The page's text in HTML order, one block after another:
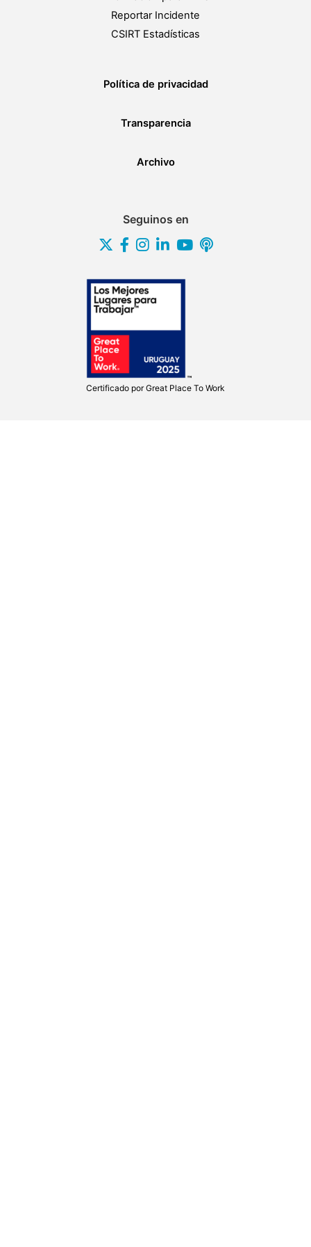
Reportar Incidente
CSIRT Estadísticas
Política de privacidad
Transparencia
Archivo
Seguinos en
Certificado porGreat Place To Work